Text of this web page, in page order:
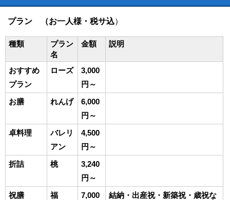
プラン （お一人様・税サ込）
種類
プラン
名
金額 説明
おすすめ
プラン
ローズ
3,000
円～
お膳
れんげ
6,000
円～
卓料理
バレリ
アン
4,500
円～
折詰
桃
3,240
円～
祝膳
福
7,000
結納・出産祝・新築祝・歳祝な